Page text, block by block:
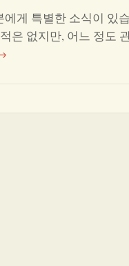
게 특별한 소식이 있
은 없지만, 어느 정도